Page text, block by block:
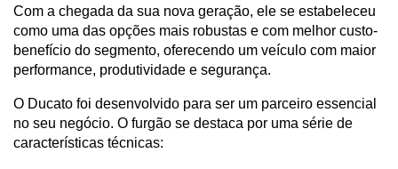
Com a chegada da sua nova geração, ele se estabeleceu
como uma das opções mais robustas e com melhor custo-
benefício do segmento, oferecendo um veículo com maior
performance, produtividade e segurança.
O Ducato foi desenvolvido para ser um parceiro essencial
no seu negócio. O furgão se destaca por uma série de
características técnicas: